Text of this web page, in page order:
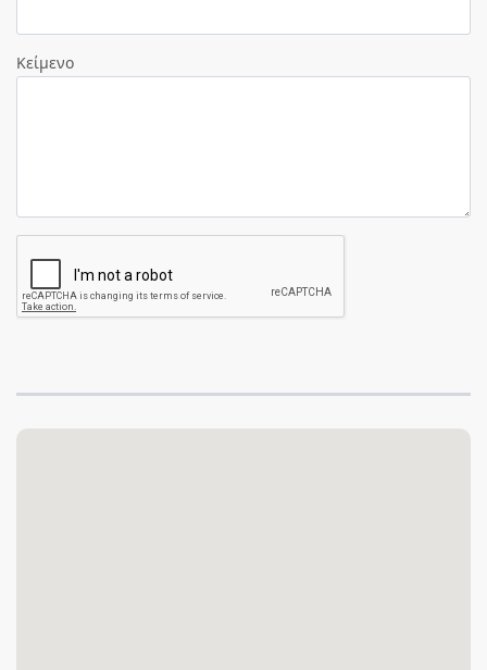
Κείμενο